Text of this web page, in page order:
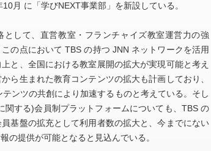
月 に「学びNEXT事業部」を新設している。
して、直営教室・フランチャイズ教室運営力の強
の点において TBS の持つ JNN ネットワークを活用
と、全国における教室展開の拡大が実現可能と考え
ら生まれた教育コンテンツの拡大も計画しており、
ンツの共創により加速するものと考えている。そし
関する)会員制プラットフォームについても、TBS の
基盤の拡充として利用者数の拡大と、今までにない
の提供が可能となると見込んでいる。